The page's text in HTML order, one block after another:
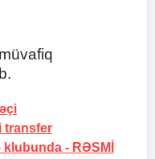
transfer
klubunda - RƏSMİ